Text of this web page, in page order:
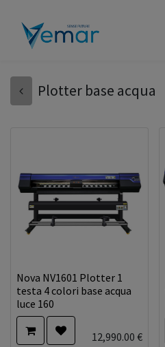
Plotter base acqua
Nova NV1601 Plotter 1
testa 4 colori base acqua
luce 160
12,990.00 €